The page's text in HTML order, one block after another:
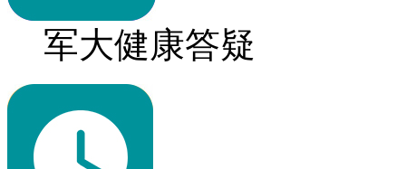
军大健康答疑